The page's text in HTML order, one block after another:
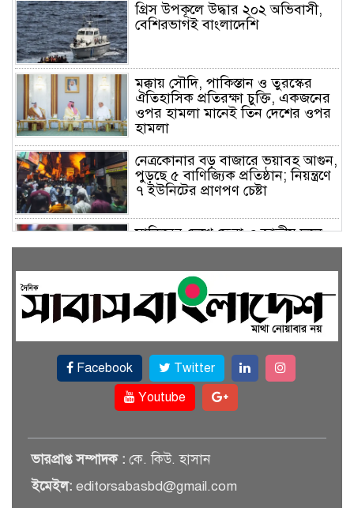
গ্রিস উপকূলে উদ্ধার ২০২ অভিবাসী,
বেশিরভাগই বাংলাদেশি
মক্কায় সৌদি, পাকিস্তান ও তুরস্কের
ঐতিহাসিক প্রতিরক্ষা চুক্তি, একজনের
ওপর হামলা মানেই তিন দেশের ওপর
হামলা
নেত্রকোনার বড় বাজারে ভয়াবহ আগুন,
পুড়ছে ৫ বাণিজ্যিক প্রতিষ্ঠান; নিয়ন্ত্রণে
৭ ইউনিটের প্রাণপণ চেষ্টা
সাকিবের দেশে ফেরা ও জাতীয় দলে
ফেরার সম্ভাবনা নেই, ইঙ্গিত ক্রীড়া
ফেসবুকে যুক্ত হলো বিকাশ, সহজ
হলো ডিজিটাল পেমেন্ট
বৃষ্টি উপেক্ষা করে ‘জুলাই গণঅভ্যুত্থান
স্মৃতি জাদুঘরে’ দর্শনার্থীদের ঢল
সেমিকন্ডাক্টর খাতে সুখবর, আসছে
বিশেষ প্রণোদনা
Facebook
Twitter
Youtube
ভারপ্রাপ্ত সম্পাদক : কে. কিউ. হাসান
ইমেইল: editorsabasbd@gmail.com